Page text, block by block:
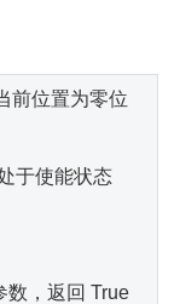
前位置为零位
于使能状态
，返回 True